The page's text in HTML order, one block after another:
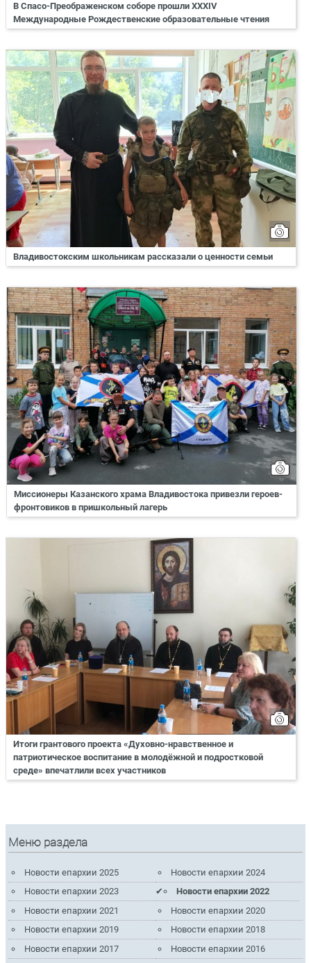
В Спасо-Преображенском соборе прошли XXXIV
Международные Рождественские образовательные чтения
Владивостокским школьникам рассказали о ценности семьи
Миссионеры Казанского храма Владивостока привезли героев-
фронтовиков в пришкольный лагерь
Итоги грантового проекта «Духовно-нравственное и
патриотическое воспитание в молодёжной и подростковой
среде» впечатлили всех участников
Меню раздела
Новости епархии 2025
Новости епархии 2024
Новости епархии 2023
Новости епархии 2022
Новости епархии 2021
Новости епархии 2020
Новости епархии 2019
Новости епархии 2018
Новости епархии 2017
Новости епархии 2016